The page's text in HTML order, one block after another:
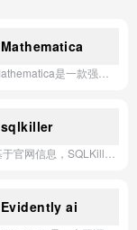
Mathematica
sqlkiller
Evidently ai